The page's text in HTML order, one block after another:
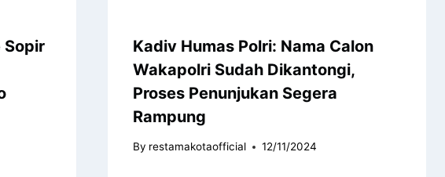
Sopir
Kadiv Humas Polri: Nama Calon
Wakapolri Sudah Dikantongi,
Proses Penunjukan Segera
Rampung
By restamakotaofficial 12/11/2024